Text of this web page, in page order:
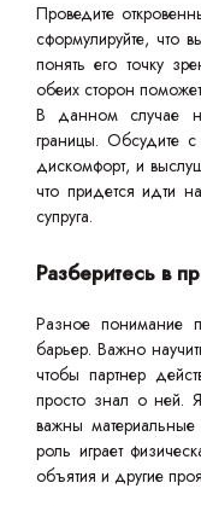
Проведите
сформулируйте, что
понять его точку
обеих сторон
В данном случае
границы. Обсудите
дискомфорт, и
что придется идти
супруга.
Разберитесь в
Разное понимание
барьер. Важно
чтобы партнер
просто знал о ней.
важны
роль играет
объятия и другие